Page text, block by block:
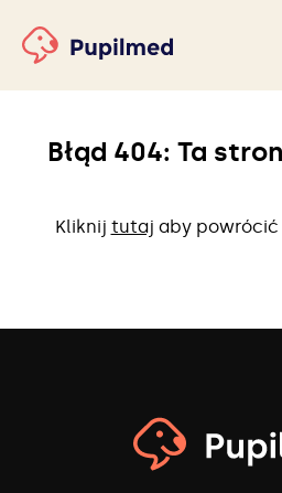
Błąd 404: Ta
Kliknij tutaj aby powrócić